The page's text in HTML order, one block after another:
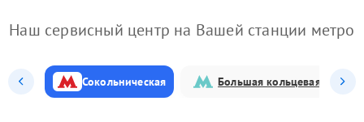
Наш сервисный центр на Вашей станции метро
Сокольническая Большая кольцевая